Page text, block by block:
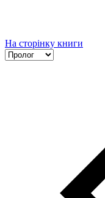
На сторінку книги